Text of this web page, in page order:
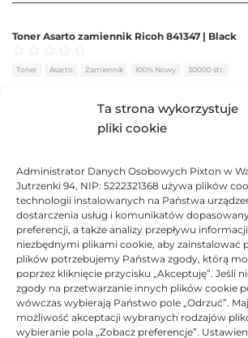
Ta strona wykorzystuje
pliki cookie
Administrator Danych Osobowych Pixton w
Jutrzenki 94, NIP: 5222321368 używa plików
technologii instalowanych na Państwa
dostarczenia usług i komunikatów
preferencji, a także analizy przepływu
niezbędnymi plikami cookie, aby zainstalować
plików potrzebujemy Państwa zgody, którą
poprzez kliknięcie przycisku „Akceptuję”. Jeśli
zgody na przetwarzanie innych plików cookie
wówczas wybierają Państwo pole „Odrzuć”.
możliwość akceptacji wybranych rodzajów
wybieranie pola „Zobacz preferencje”.
Toner Asarto zamiennik Ricoh 841347 | Black
Oceniono 0na 5
Toner Asarto Zamiennik 100% Nowy 30000 str.
Toner Ricoh oryginalny 842077 | Black
Oceniono0na 5
Toner Ricoh Oryginalny 100% Nowy 30000 str.